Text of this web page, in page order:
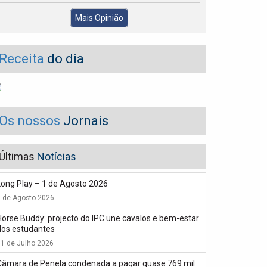
Mais Opinião
do dia
nossos Jornais
Notícias
Play – 1 de Agosto 2026
de Agosto 2026
Buddy: projecto do IPC une cavalos e bem-estar
estudantes
de Julho 2026
de Penela condenada a pagar quase 769 mil